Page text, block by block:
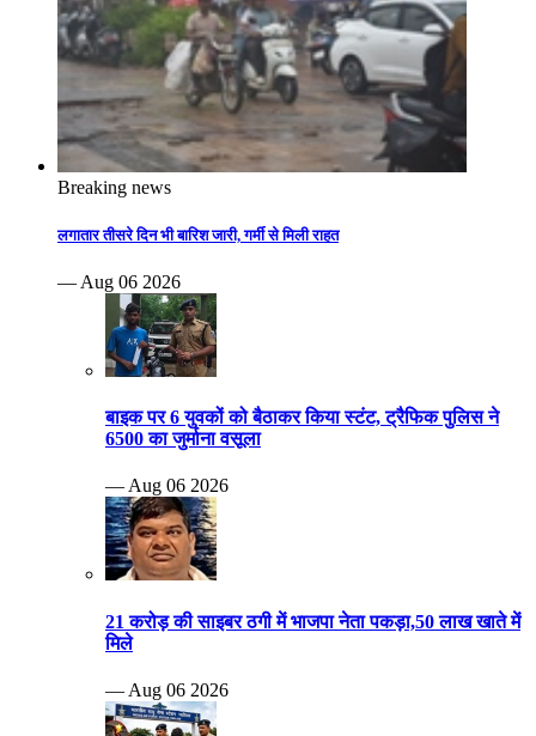
Breaking news
लगातार तीसरे दिन भी बारिश जारी, गर्मी से मिली राहत
— Aug 06 2026
बाइक पर 6 युवकों को बैठाकर किया स्टंट, ट्रैफिक पुलिस ने
6500 का जुर्माना वसूला
— Aug 06 2026
21 करोड़ की साइबर ठगी में भाजपा नेता पकड़ा,50 लाख खाते में
मिले
— Aug 06 2026